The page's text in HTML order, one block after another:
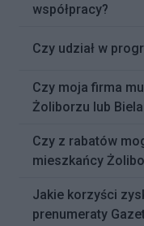
współpracy?
Czy udział w
Czy moja firma
Żoliborzu lub
Czy z rabatów
mieszkańcy
Jakie korzyści
prenumeraty